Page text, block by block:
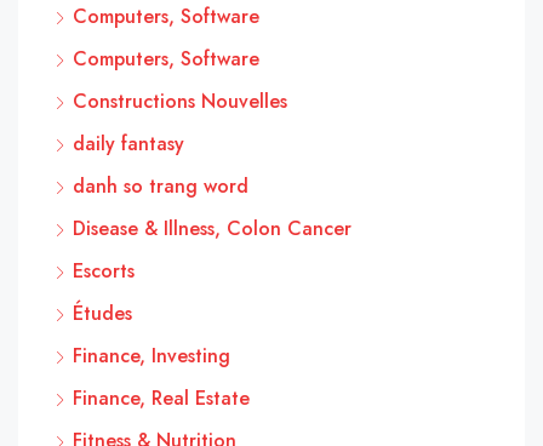
Computers, Software
Computers, Software
Constructions Nouvelles
daily fantasy
danh so trang word
Disease & Illness, Colon Cancer
Escorts
Études
Finance, Investing
Finance, Real Estate
Fitness & Nutrition